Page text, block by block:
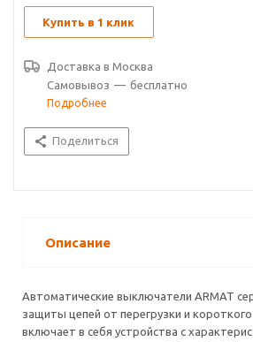
Купить в 1 клик
Доставка в Москва
Самовывоз — бесплатно
Подробнее
Поделиться
Описание
Автоматические выключатели ARMAT
защиты цепей от перегрузки и
включает в себя устройства с